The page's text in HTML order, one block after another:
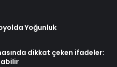
Yoğunluk
dikkat çeken ifadeler: